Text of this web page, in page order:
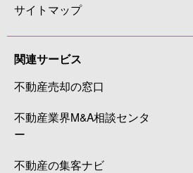
サイトマップ
関連サービス
不動産売却の窓口
不動産業界M&A相談センタ
ー
不動産の集客ナビ